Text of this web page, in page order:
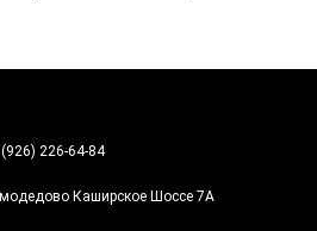
226-64-84
Каширское Шоссе 7А